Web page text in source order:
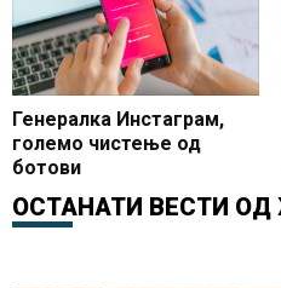
Генералка Инстаграм,
големо чистење од
ботови
ОСТАНАТИ ВЕСТИ ОД